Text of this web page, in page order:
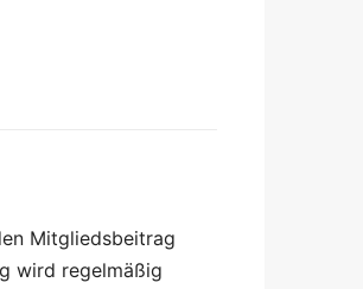
Mitgliedsbeitrag
wird regelmäßig